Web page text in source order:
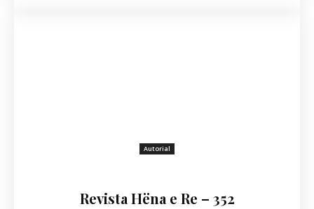
Autorial
Revista Hëna e Re – 352